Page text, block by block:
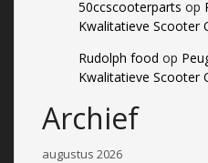
50ccscooterparts op
Kwalitatieve Scooter
Rudolph food op
Kwalitatieve Scooter
Archief
augustus 2026